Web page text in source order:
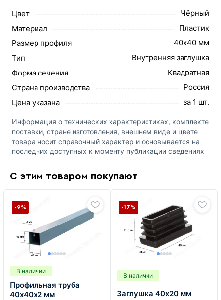
Цвет
Чёрный
Материал
Пластик
Размер профиля
40х40 мм
Тип
Внутренняя заглушка
Форма сечения
Квадратная
Страна производства
Россия
Цена указана
за 1 шт.
Информация о технических характеристиках, комплекте
поставки, стране изготовления, внешнем виде и цвете
товара носит справочный характер и основывается на
последних доступных к моменту публикации сведениях
С этим товаром покупают
В наличии
Профильная труба
40х40х2 мм
-9%
В наличии
Заглушка 40х20 мм
-17%